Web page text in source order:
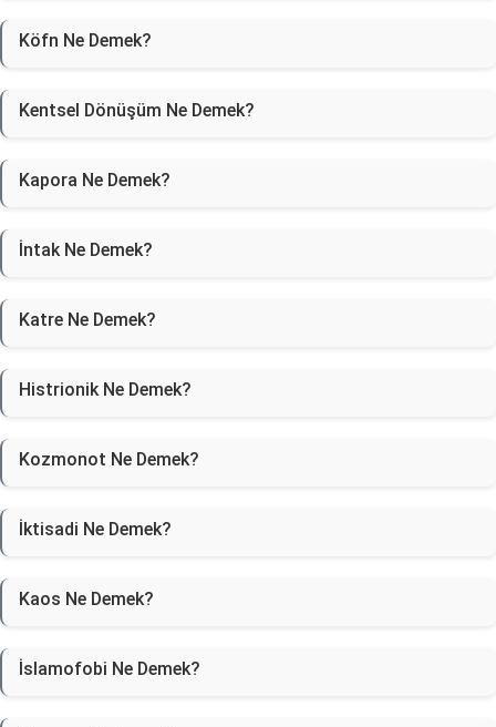
Köfn Ne Demek?
Kentsel Dönüşüm Ne Demek?
Kapora Ne Demek?
İntak Ne Demek?
Katre Ne Demek?
Histrionik Ne Demek?
Kozmonot Ne Demek?
İktisadi Ne Demek?
Kaos Ne Demek?
İslamofobi Ne Demek?